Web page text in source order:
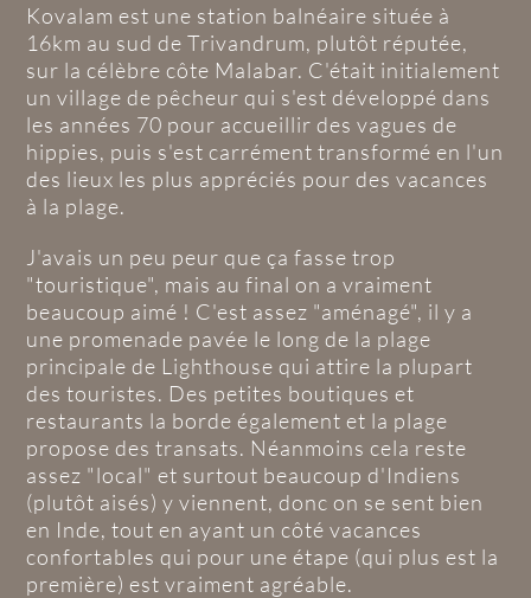
Kovalam est une station balnéaire située à
16km au sud de Trivandrum, plutôt réputée,
sur la célèbre côte Malabar. C'était initialement
un village de pêcheur qui s'est développé dans
les années 70 pour accueillir des vagues de
hippies, puis s'est carrément transformé en l'un
des lieux les plus appréciés pour des vacances
à la plage.
J'avais un peu peur que ça fasse trop
"touristique", mais au final on a vraiment
beaucoup aimé ! C'est assez "aménagé", il y a
une promenade pavée le long de la plage
principale de Lighthouse qui attire la plupart
des touristes. Des petites boutiques et
restaurants la borde également et la plage
propose des transats. Néanmoins cela reste
assez "local" et surtout beaucoup d'Indiens
(plutôt aisés) y viennent, donc on se sent bien
en Inde, tout en ayant un côté vacances
confortables qui pour une étape (qui plus est la
première) est vraiment agréable.